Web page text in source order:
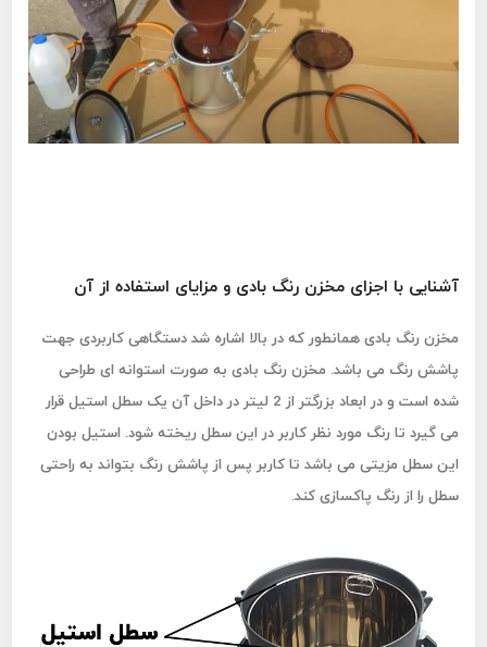
آشنایی با اجزای مخزن رنگ بادی و مزایای استفاده از آن
مخزن رنگ بادی همانطور که در بالا اشاره شد دستگاهی کاربردی جهت
پاشش رنگ می باشد. مخزن رنگ بادی به صورت استوانه ای طراحی
شده است و در ابعاد بزرگتر از 2 لیتر در داخل آن یک سطل استیل قرار
می گیرد تا رنگ مورد نظر کاربر در این سطل ریخته شود. استیل بودن
این سطل مزیتی می باشد تا کاربر پس از پاشش رنگ بتواند به راحتی
سطل را از رنگ پاکسازی کند.